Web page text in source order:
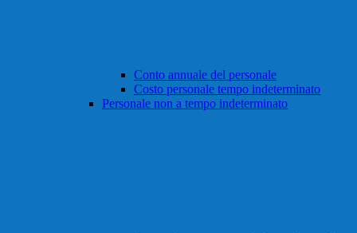
Conto annuale del personale
Costo personale tempo indeterminato
Personale non a tempo indeterminato